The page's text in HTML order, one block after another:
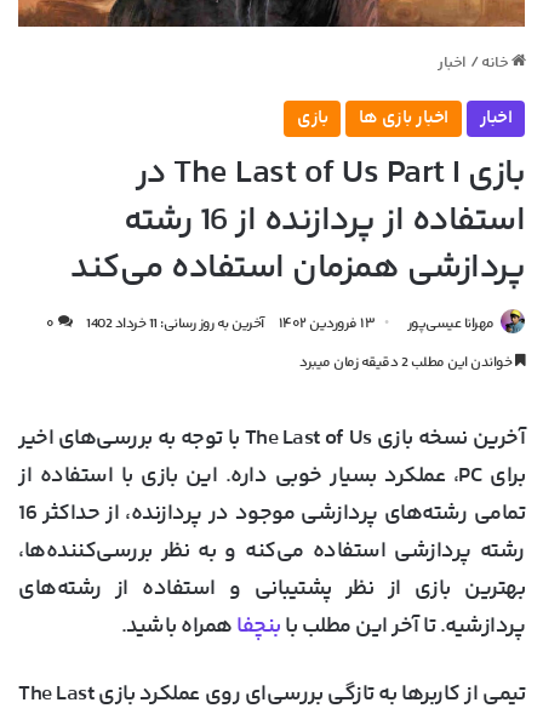
خانه / اخبار
اخبار اخبار بازی ها بازی
بازی The Last of Us Part I در
استفاده از پردازنده از 16 رشته
پردازشی همزمان استفاده می‌کند
مهرانا عیسی‌پور ۱۳ فروردین ۱۴۰۲ آخرین به روز رسانی: 11 خرداد 1402
۰
خواندن این مطلب 2 دقیقه زمان میبرد
آخرین نسخه بازی The Last of Us با توجه به بررسی‌های اخیر
برای PC، عملکرد بسیار خوبی داره. این بازی با استفاده از
تمامی رشته‌های پردازشی موجود در پردازنده، از حداکثر 16
رشته پردازشی استفاده می‌کنه و به نظر بررسی‌کننده‌ها،
بهترین بازی از نظر پشتیبانی و استفاده از رشته‌های
پردازشیه. تا آخر این مطلب بابنچفاهمراه باشید.
تیمی از کاربرها به تازگی بررسی‌ای روی عملکرد بازی The Last